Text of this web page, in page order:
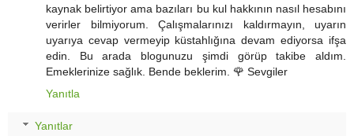
kaynak belirtiyor ama bazıları bu kul hakkının nasıl hesabını
verirler bilmiyorum. Çalışmalarınızı kaldırmayın, uyarın
uyarıya cevap vermeyip küstahlığına devam ediyorsa ifşa
edin. Bu arada blogunuzu şimdi görüp takibe aldım.
Emeklerinize sağlık. Bende beklerim. 🌹 Sevgiler
Yanıtla
Yanıtlar